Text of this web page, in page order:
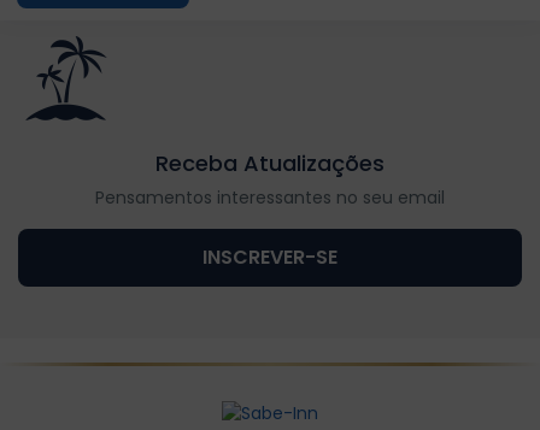
Receba Atualizações
Pensamentos interessantes no seu email
INSCREVER-SE